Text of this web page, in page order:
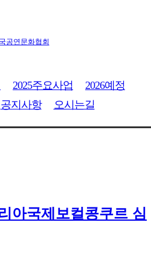
2025주요사업
2026예정
공지사항 오시는길
아국제보컬콩쿠르 심